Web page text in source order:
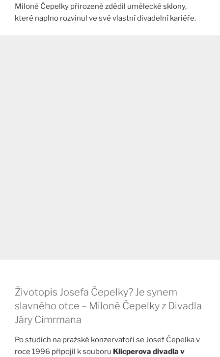
Miloně Čepelky přirozeně zdědil umělecké sklony,
které naplno rozvinul ve své vlastní divadelní kariéře.
Životopis Josefa Čepelky? Je synem
slavného otce – Miloně Čepelky z Divadla
Járy Cimrmana
Po studích na pražské konzervatoři se Josef Čepelka v
roce 1996 připojil k souboru Klicperova divadla v